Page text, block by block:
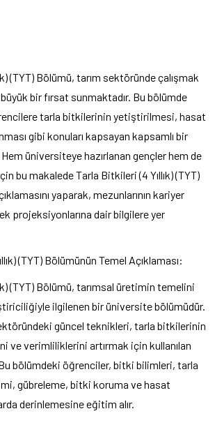
(TYT) Bölümü, tarım sektöründe çalışmak
bir fırsat sunmaktadır. Bu bölümde
tarla bitkilerinin yetiştirilmesi, hasat
gibi konuları kapsayan kapsamlı bir
üniversiteye hazırlanan gençler hem de
bu makalede Tarla Bitkileri (4 Yıllık) (TYT)
yaparak, mezunlarının kariyer
projeksiyonlarına dair bilgilere yer
(TYT) Bölümünün Temel Açıklaması:
(TYT) Bölümü, tarımsal üretimin temelini
ilgilenen bir üniversite bölümüdür.
güncel teknikleri, tarla bitkilerinin
ve verimliliklerini artırmak için kullanılan
bölümdeki öğrenciler, bitki bilimleri, tarla
gübreleme, bitki koruma ve hasat
derinlemesine eğitim alır.